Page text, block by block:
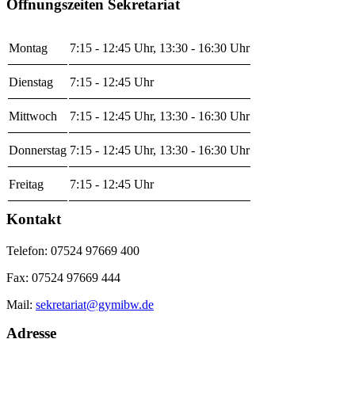
Öffnungszeiten Sekretariat
Montag 7:15 - 12:45 Uhr, 13:30 - 16:30 Uhr
Dienstag 7:15 - 12:45 Uhr
Mittwoch 7:15 - 12:45 Uhr, 13:30 - 16:30 Uhr
Donnerstag 7:15 - 12:45 Uhr, 13:30 - 16:30 Uhr
Freitag 7:15 - 12:45 Uhr
Kontakt
Telefon: 07524 97669 400
Fax: 07524 97669 444
Mail: sekretariat@gymibw.de
Adresse